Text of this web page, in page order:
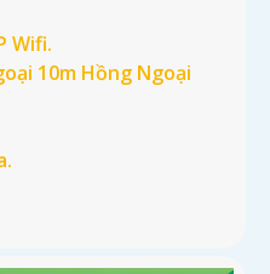
Wifi.
10m Hồng Ngoại